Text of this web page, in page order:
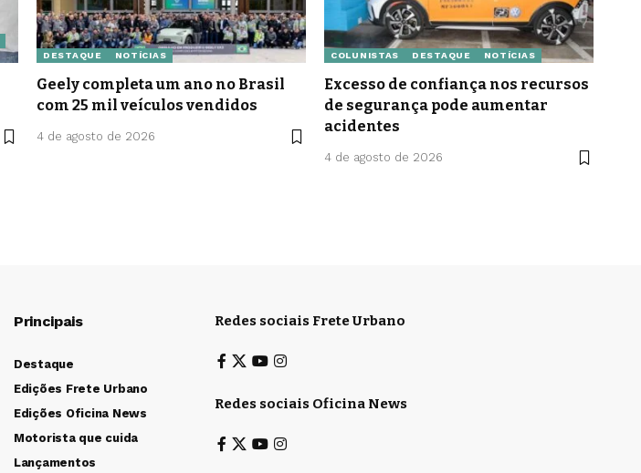
DESTAQUE NOTÍCIAS
Geely completa um ano no Brasil
com 25 mil veículos vendidos
4 de agosto de 2026
COLUNISTAS DESTAQUE NOTÍCIAS
Excesso de confiança nos recursos
de segurança pode aumentar
acidentes
4 de agosto de 2026
Principais
Destaque
Edições Frete Urbano
Edições Oficina News
Motorista que cuida
Lançamentos
Redes sociais Frete Urbano
Redes sociais Oficina News